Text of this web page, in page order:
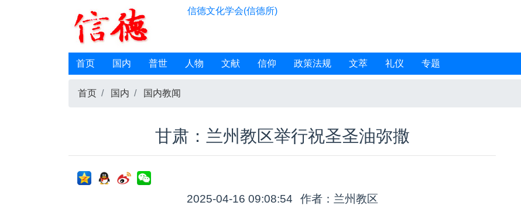
信德文化学会(信德所)
首页 国内 普世 人物 文献 信仰 政策法规 文萃 礼仪 专题
首页 国内 国内教闻
甘肃：兰州教区举行祝圣圣油弥撒
2025-04-16 09:08:54 作者：兰州教区